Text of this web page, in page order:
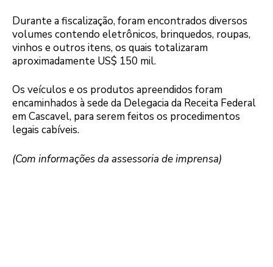
Durante a fiscalização, foram encontrados diversos
volumes contendo eletrônicos, brinquedos, roupas,
vinhos e outros itens, os quais totalizaram
aproximadamente US$ 150 mil.
Os veículos e os produtos apreendidos foram
encaminhados à sede da Delegacia da Receita Federal
em Cascavel, para serem feitos os procedimentos
legais cabíveis.
(Com informações da assessoria de imprensa)